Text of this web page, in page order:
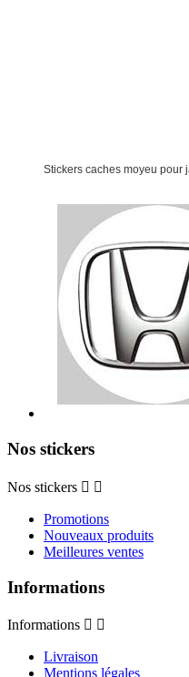
Stickers caches moyeu pour
Nos stickers
Nos stickers  
Promotions
Nouveaux produits
Meilleures ventes
Informations
Informations  
Livraison
Mentions légales